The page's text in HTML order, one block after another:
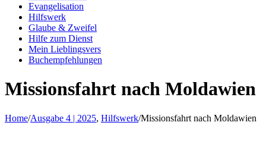
Evangelisation
Hilfswerk
Glaube & Zweifel
Hilfe zum Dienst
Mein Lieblingsvers
Buchempfehlungen
Missionsfahrt nach Moldawien
Home/Ausgabe 4 | 2025, Hilfswerk/Missionsfahrt nach Moldawien